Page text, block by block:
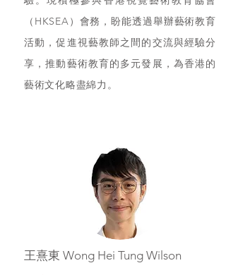
（HKSEA）會務，盼能透過舉辦藝術教育
活動，促進視藝教師之間的交流與經驗分
享，推動藝術教育的多元發展，為香港的
藝術文化略盡綿力。
王熹東 Wong Hei Tung Wilson